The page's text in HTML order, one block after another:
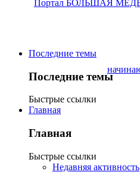
Последние темы
Последние темы
Быстрые ссылки
Главная
Главная
Быстрые ссылки
Недавняя активность